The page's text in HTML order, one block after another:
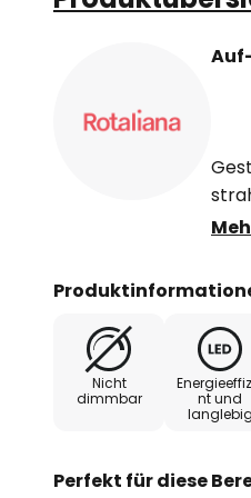
Nicht
dimmbar
nt und
langlebig
Perfekt für diese